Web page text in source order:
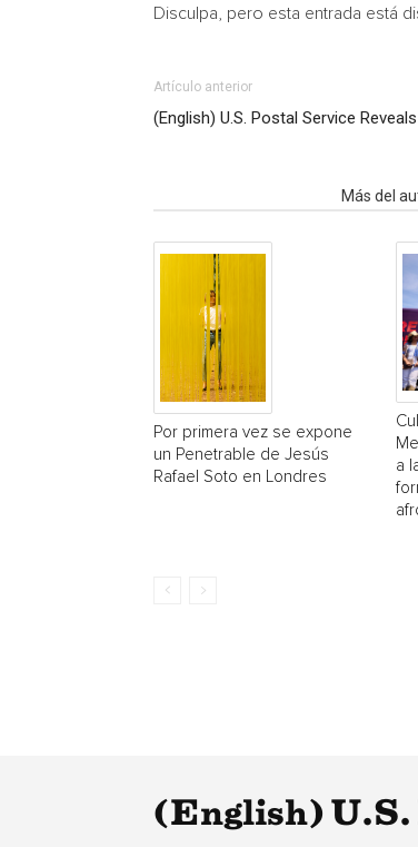
Disculpa, pero esta entrada está
Artículo anterior
(English) U.S. Postal Service
Más del
Por primera vez se expone
un Penetrable de Jesús
Rafael Soto en Londres
a
(English) U.S.